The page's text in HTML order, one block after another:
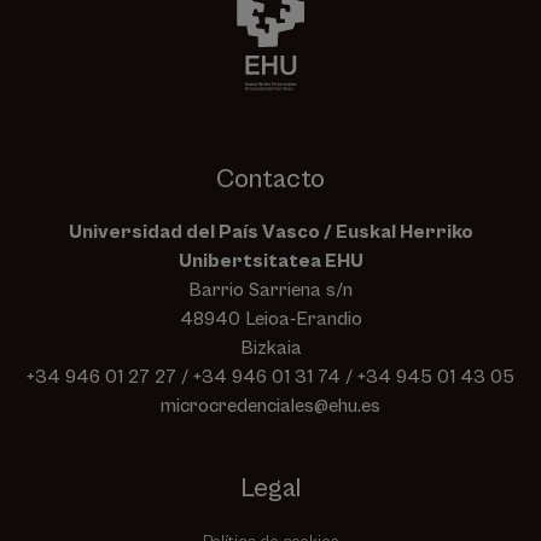
Contacto
Universidad del País Vasco / Euskal Herriko
Unibertsitatea EHU
Barrio Sarriena s/n
48940 Leioa-Erandio
Bizkaia
+34 946 01 27 27 / +34 946 01 31 74 / +34 945 01 43 05
microcredenciales@ehu.es
Legal